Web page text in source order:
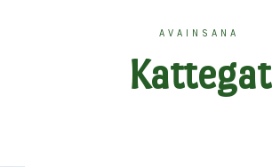
AVAINSANA
Kattegat